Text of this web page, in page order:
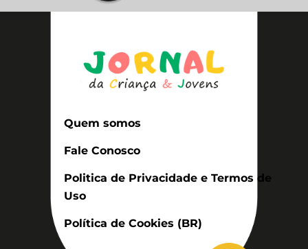
Quem somos
Fale Conosco
Politica de Privacidade e Termos de
Uso
Política de Cookies (BR)